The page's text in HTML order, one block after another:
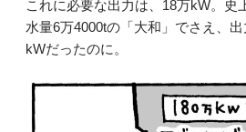
これに必要な出力は、18万kW。史
水量6万4000tの「大和」でさえ、
kWだったのに。